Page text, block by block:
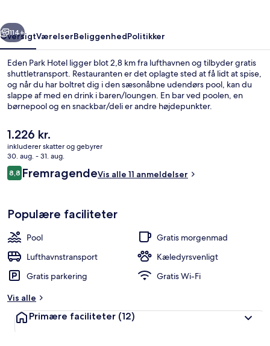
Næste
114+
OversigtVærelserBeliggenhedPolitikker
Eden Park Hotel ligger blot 2,8 km fra lufthavnen og tilbyder gratis
shuttletransport. Restauranten er det oplagte sted at få lidt at spise,
og når du har boltret dig i den sæsonåbne udendørs pool, kan du
slappe af med en drink i baren/loungen. En bar ved poolen, en
børnepool og en snackbar/deli er andre højdepunkter.
Den
nuværende
pris
er
1.226 kr.
1.226 kr.
inkluderer skatter og gebyrer
30. aug. - 31. aug.
Anmeldelser
8,88,8 ud af 10.
FremragendeVis alle 11 anmeldelser
Populære faciliteter
Pool
Gratis morgenmad
Lufthavnstransport
Kæledyrsvenligt
Gratis parkering
Gratis Wi-Fi
Vis alle
Primære faciliteter (12)